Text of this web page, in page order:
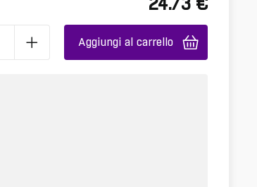
Aggiungi al carrello